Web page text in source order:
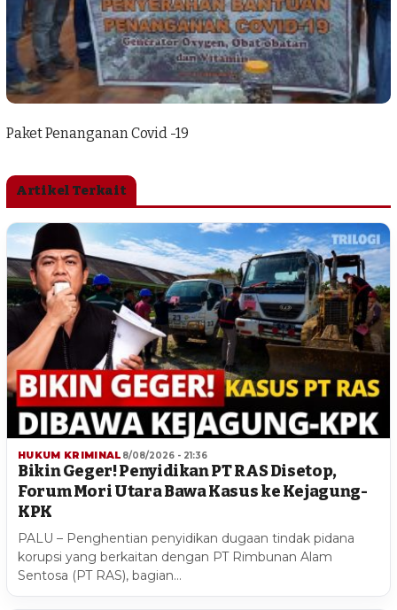
Paket Penanganan Covid -19
Artikel Terkait
HUKUM KRIMINAL 8/08/2026 - 21:36
Bikin Geger! Penyidikan PT RAS Disetop,
Forum Mori Utara Bawa Kasus ke Kejagung-
KPK
PALU – Penghentian penyidikan dugaan tindak pidana
korupsi yang berkaitan dengan PT Rimbunan Alam
Sentosa (PT RAS), bagian…